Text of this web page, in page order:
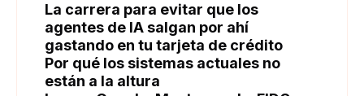
La carrera para evitar que los
agentes de IA salgan por ahí
gastando en tu tarjeta de crédito
Por qué los sistemas actuales no
están a la altura